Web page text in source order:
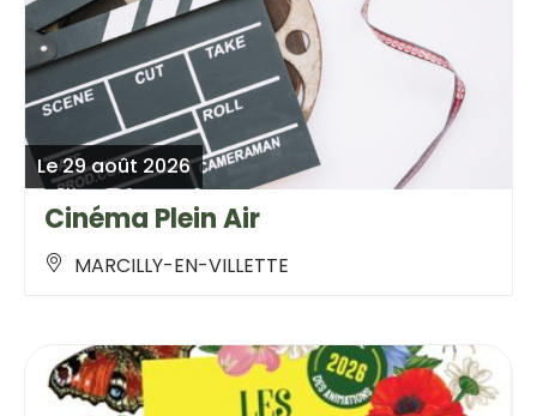
Le 29 août 2026
Cinéma Plein Air
MARCILLY-EN-VILLETTE